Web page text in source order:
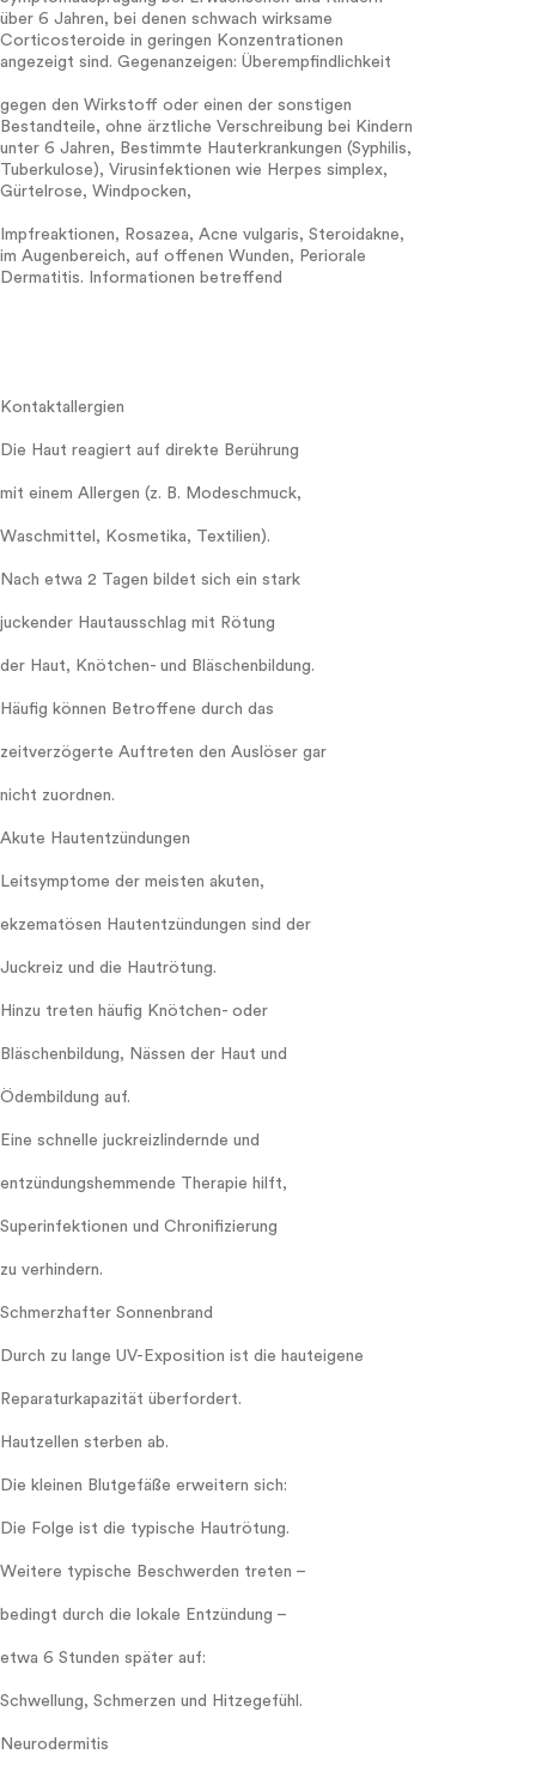
über 6 Jahren, bei denen schwach wirksame
Corticosteroide in geringen Konzentrationen
angezeigt sind. Gegenanzeigen: Überempfindlichkeit
gegen den Wirkstoff oder einen der sonstigen
Bestandteile, ohne ärztliche Verschreibung bei Kindern
unter 6 Jahren, Bestimmte Hauterkrankungen (Syphilis,
Tuberkulose), Virusinfektionen wie Herpes simplex,
Gürtelrose, Windpocken,
Impfreaktionen, Rosazea, Acne vulgaris, Steroidakne,
im Augenbereich, auf offenen Wunden, Periorale
Dermatitis. Informationen betreffend
Kontaktallergien
Die Haut reagiert auf direkte Berührung
mit einem Allergen (z. B. Modeschmuck,
Waschmittel, Kosmetika, Textilien).
Nach etwa 2 Tagen bildet sich ein stark
juckender Hautausschlag mit Rötung
der Haut, Knötchen- und Bläschenbildung.
Häufig können Betroffene durch das
zeitverzögerte Auftreten den Auslöser gar
nicht zuordnen.
Akute Hautentzündungen
Leitsymptome der meisten akuten,
ekzematösen Hautentzündungen sind der
Juckreiz und die Hautrötung.
Hinzu treten häufig Knötchen- oder
Bläschenbildung, Nässen der Haut und
Ödembildung auf.
Eine schnelle juckreizlindernde und
entzündungshemmende Therapie hilft,
Superinfektionen und Chronifizierung
zu verhindern.
Schmerzhafter Sonnenbrand
Durch zu lange UV-Exposition ist die hauteigene
Reparaturkapazität überfordert.
Hautzellen sterben ab.
Die kleinen Blutgefäße erweitern sich:
Die Folge ist die typische Hautrötung.
Weitere typische Beschwerden treten –
bedingt durch die lokale Entzündung –
etwa 6 Stunden später auf:
Schwellung, Schmerzen und Hitzegefühl.
Neurodermitis